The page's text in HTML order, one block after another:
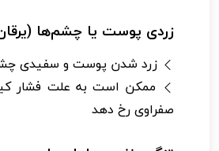
زردی پوست یا چشم‌ها
زرد شدن پوست و سفیدی
ممکن است به علت فشار
صفراوی رخ دهد